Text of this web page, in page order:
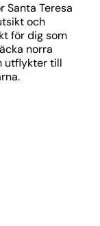
Santa Teresa
och
för dig som
norra
utflykter till